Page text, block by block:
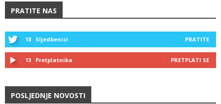
PRATITE NAS
18 Sljedbenici PRATITE
13 Pretplatnika PRETPLATI SE
POSLJEDNJE NOVOSTI